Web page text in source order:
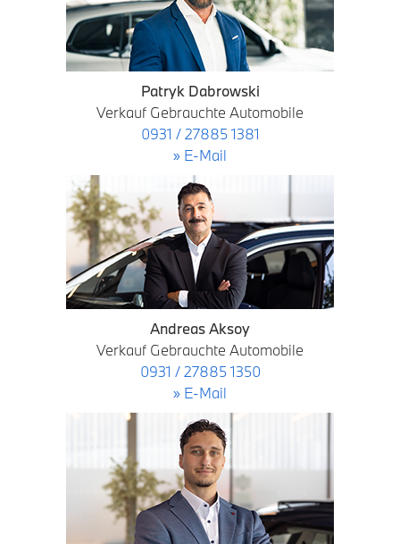
Patryk Dabrowski
Verkauf Gebrauchte Automobile
0931 / 27885 1381
» E-Mail
Andreas Aksoy
Verkauf Gebrauchte Automobile
0931 / 27885 1350
» E-Mail